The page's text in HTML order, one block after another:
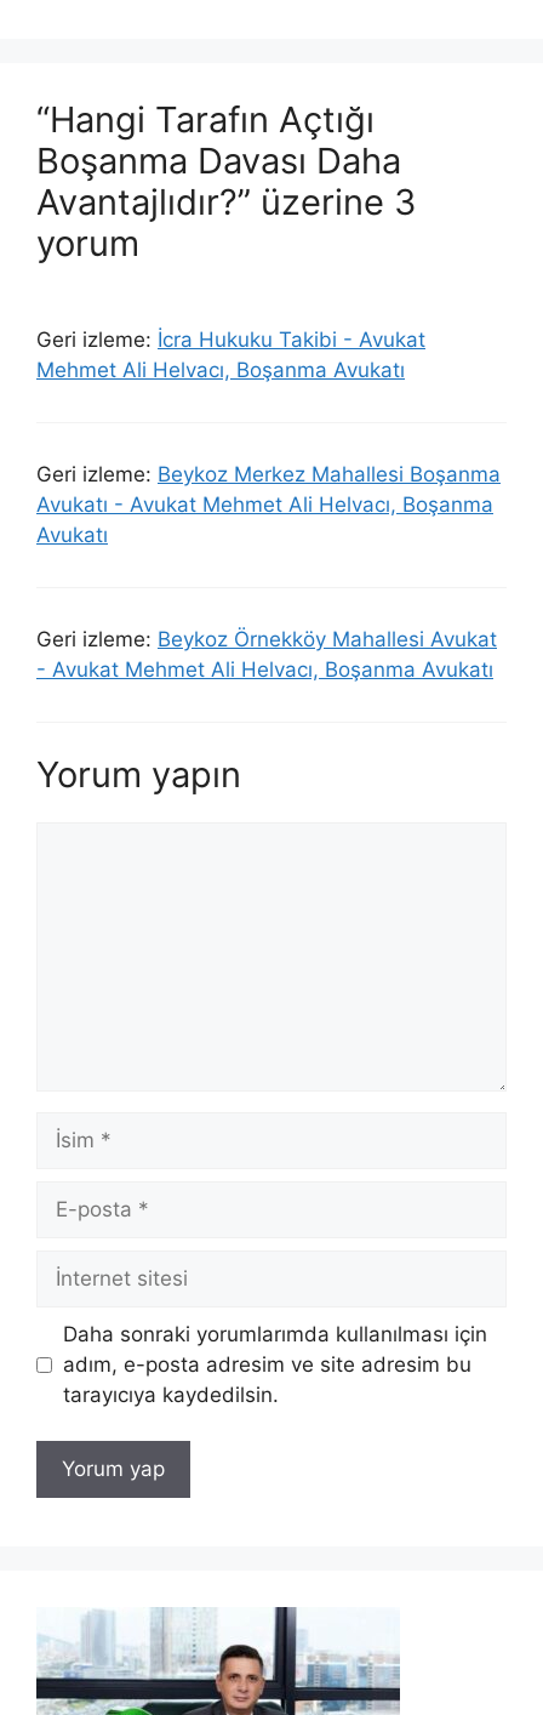
“Hangi Tarafın Açtığı
Boşanma Davası Daha
Avantajlıdır?” üzerine 3
yorum
Geri izleme: İcra Hukuku Takibi - Avukat
Mehmet Ali Helvacı, Boşanma Avukatı
Geri izleme: Beykoz Merkez Mahallesi Boşanma
Avukatı - Avukat Mehmet Ali Helvacı, Boşanma
Avukatı
Geri izleme: Beykoz Örnekköy Mahallesi Avukat
- Avukat Mehmet Ali Helvacı, Boşanma Avukatı
Yorum yapın
İsim
posta
İnternet
sitesi
Daha sonraki yorumlarımda kullanılması için
adım, e-posta adresim ve site adresim bu
tarayıcıya kaydedilsin.